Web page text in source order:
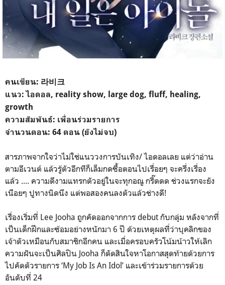
คนเขียน: 라비크
แนว: ไอดอล, reality show, large dog, fluff, healing,
growth
ความสัมพันธ์: เพื่อนร่วมรายการ
จำนวนตอน: 64 ตอน (ยังไม่จบ)
สารภาพจากใจว่าไม่ใช่แนววงการบันเทิง/ ไอดอลเลย แต่ว่าอ่าน
ตามอีเวนต์ แล้วรู้ตัวอีกทีก็เล็มกดซื้อตอนไปเรื่อยๆ จะครึ่งเรื่อง
แล้ว .... ความดีงามแทรกตัวอยู่ในจะทุกอณู กรี๊ดดด ช่วงแรกจะยัง
เนือยๆ ปูทางนิดนึง แต่พอสองคนลงตัวแล้วช่างดี!
เรื่องเริ่มที่ Lee Jooha ถูกคัดออกจากการ debut กับกลุ่ม หลังจากที่
เป็นเด็กฝึกและซ้อมอย่างหนักมา 6 ปี ด้วยเหตุผลที่ว่าบุคลิกของ
เจ้าตัวเหมือนกับสมาชิกอีกคน และเมื่อครอบครัวโน้มน้าวให้เลิก
ความฝันจะเป็นศิลปิน Jooha ก็ตัดสินใจหาโอกาสสุดท้ายด้วยการ
ไปคัดตัวรายการ ‘My Job Is An Idol’ และเข้าร่วมรายการด้วย
อันดับที่ 24